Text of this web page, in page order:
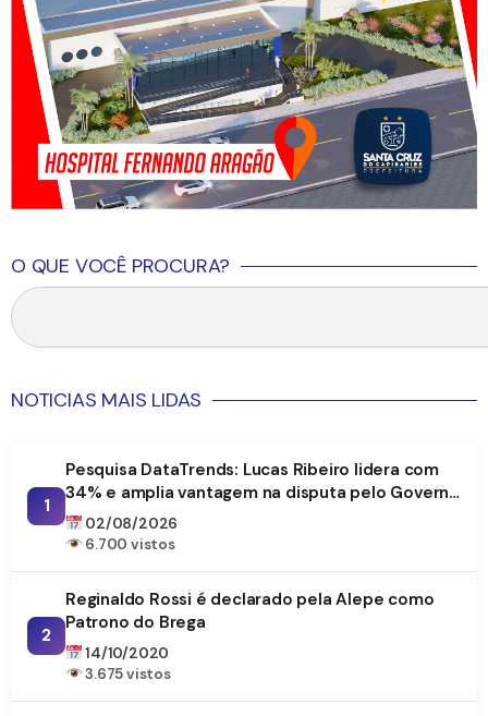
O QUE VOCÊ PROCURA?
NOTICIAS MAIS LIDAS
1
Pesquisa DataTrends: Lucas Ribeiro lidera com
34% e amplia vantagem na disputa pelo Governo
da Paraíba
02/08/2026
6.700 vistos
2
Reginaldo Rossi é declarado pela Alepe como
Patrono do Brega
14/10/2020
3.675 vistos